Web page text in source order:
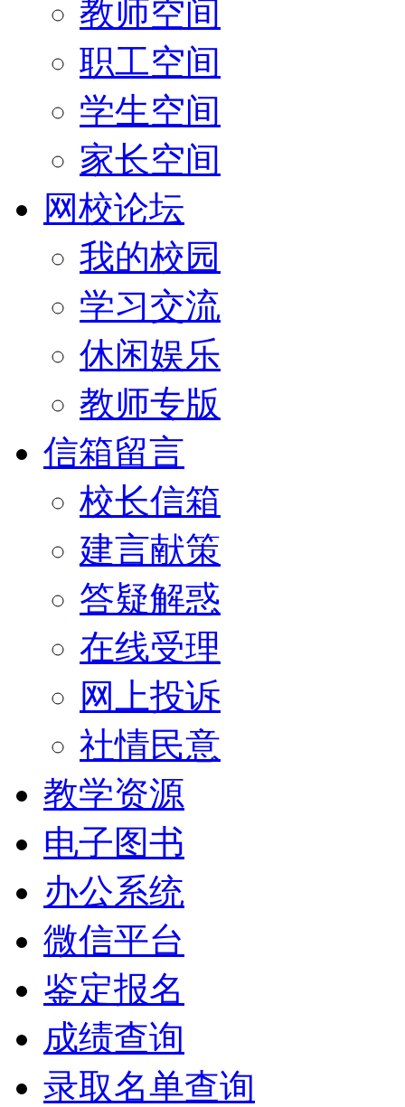
教师空间
职工空间
学生空间
家长空间
网校论坛
我的校园
学习交流
休闲娱乐
教师专版
信箱留言
校长信箱
建言献策
答疑解惑
在线受理
网上投诉
社情民意
教学资源
电子图书
办公系统
微信平台
鉴定报名
成绩查询
录取名单查询